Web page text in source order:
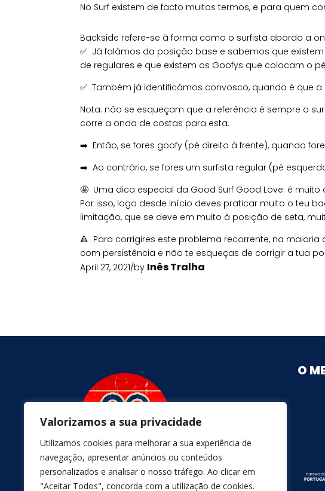
Valorizamos a sua privacidade
Utilizamos cookies para melhorar a sua experiência de
navegação, apresentar anúncios ou conteúdos
personalizados e analisar o nosso tráfego. Ao clicar em
"Aceitar Todos", concorda com a utilização de cookies.
No Surf existem de facto muitos termos, e para quem
Backside refere-se à forma como o surfista aborda a
✅ Já falámos da posição base e sabemos que
de regulares e que existem os Goofys que colocam o
✅ Também já identificámos convosco, quando é que
Nota: não se esqueçam que a referência é sempre o
corre a onda de costas para esta.
➡️ Então, se fores goofy (pé direito à frente), quando
➡️ Ao contrário, se fores um surfista regular (pé
🤩 Uma dica especial da Good Surf Good Love: é
Por isso, logo desde início deves praticar muito o teu
limitação, que se deve em muito à posição de seta,
🔺 Para corrigires este problema recorrente, na
com persistência e não te esqueças de corrigir a tua
April 27, 2021/by Inês Tralha
O